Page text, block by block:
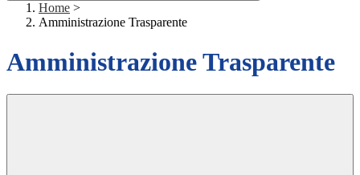
Home >
Amministrazione Trasparente
Amministrazione Trasparente